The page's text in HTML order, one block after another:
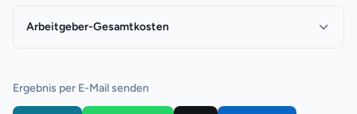
Arbeitgeber-Gesamtkosten
Ergebnis per E-Mail senden